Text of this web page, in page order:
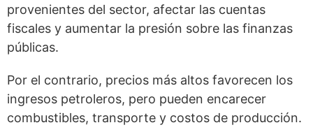
provenientes del sector, afectar las cuentas
fiscales y aumentar la presión sobre las finanzas
públicas.
Por el contrario, precios más altos favorecen los
ingresos petroleros, pero pueden encarecer
combustibles, transporte y costos de producción.